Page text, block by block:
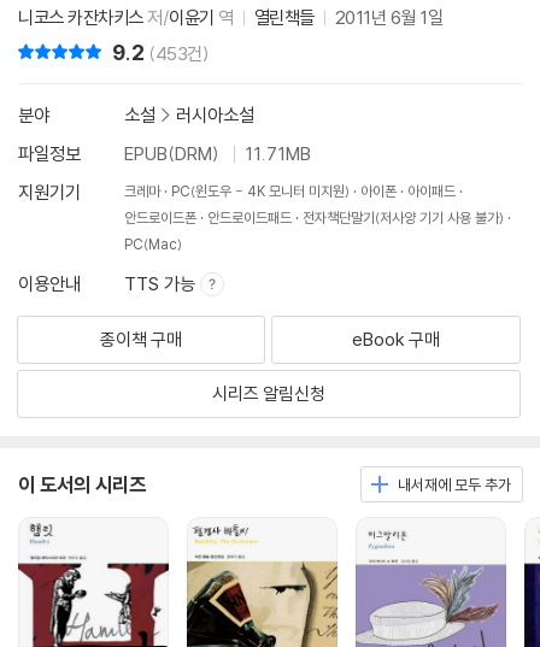
니코스 카잔차키스저/이윤기 역 열린책들 2011년 6월 1일
9.2 (453건)
분야 소설 > 러시아소설
파일정보
EPUB(DRM)
11.71MB
지원기기
크레마 PC(윈도우 - 4K 모니터 미지원) 아이폰
아이패드
안드로이드폰
안드로이드패드
전자책단말기(저사양 기기 사용 불가)
PC(Mac)
이용안내 TTS 가능
종이책 구매 eBook 구매
시리즈 알림신청
이 도서의 시리즈 내서재에 모두 추가